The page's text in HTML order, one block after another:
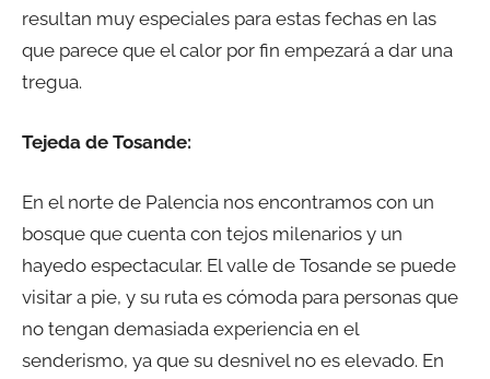
resultan muy especiales para estas fechas en las
que parece que el calor por fin empezará a dar una
tregua.
Tejeda de Tosande:
En el norte de Palencia nos encontramos con un
bosque que cuenta con tejos milenarios y un
hayedo espectacular. El valle de Tosande se puede
visitar a pie, y su ruta es cómoda para personas que
no tengan demasiada experiencia en el
senderismo, ya que su desnivel no es elevado. En